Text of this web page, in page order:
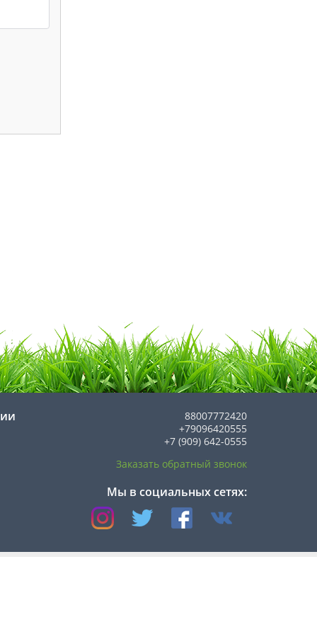
88007772420
+79096420555
+7 (909) 642-0555
Заказать обратный звонок
Мы в социальных сетях: